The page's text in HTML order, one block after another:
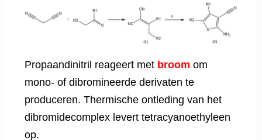
Propaandinitril reageert met broom om
mono- of dibromineerde derivaten te
produceren. Thermische ontleding van het
dibromidecomplex levert tetracyanoethyleen
op.